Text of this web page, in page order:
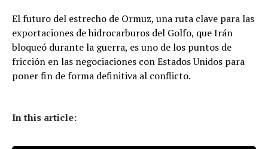
El futuro del estrecho de Ormuz, una ruta clave para las
exportaciones de hidrocarburos del Golfo, que Irán
bloqueó durante la guerra, es uno de los puntos de
fricción en las negociaciones con Estados Unidos para
poner fin de forma definitiva al conflicto.
In this article: